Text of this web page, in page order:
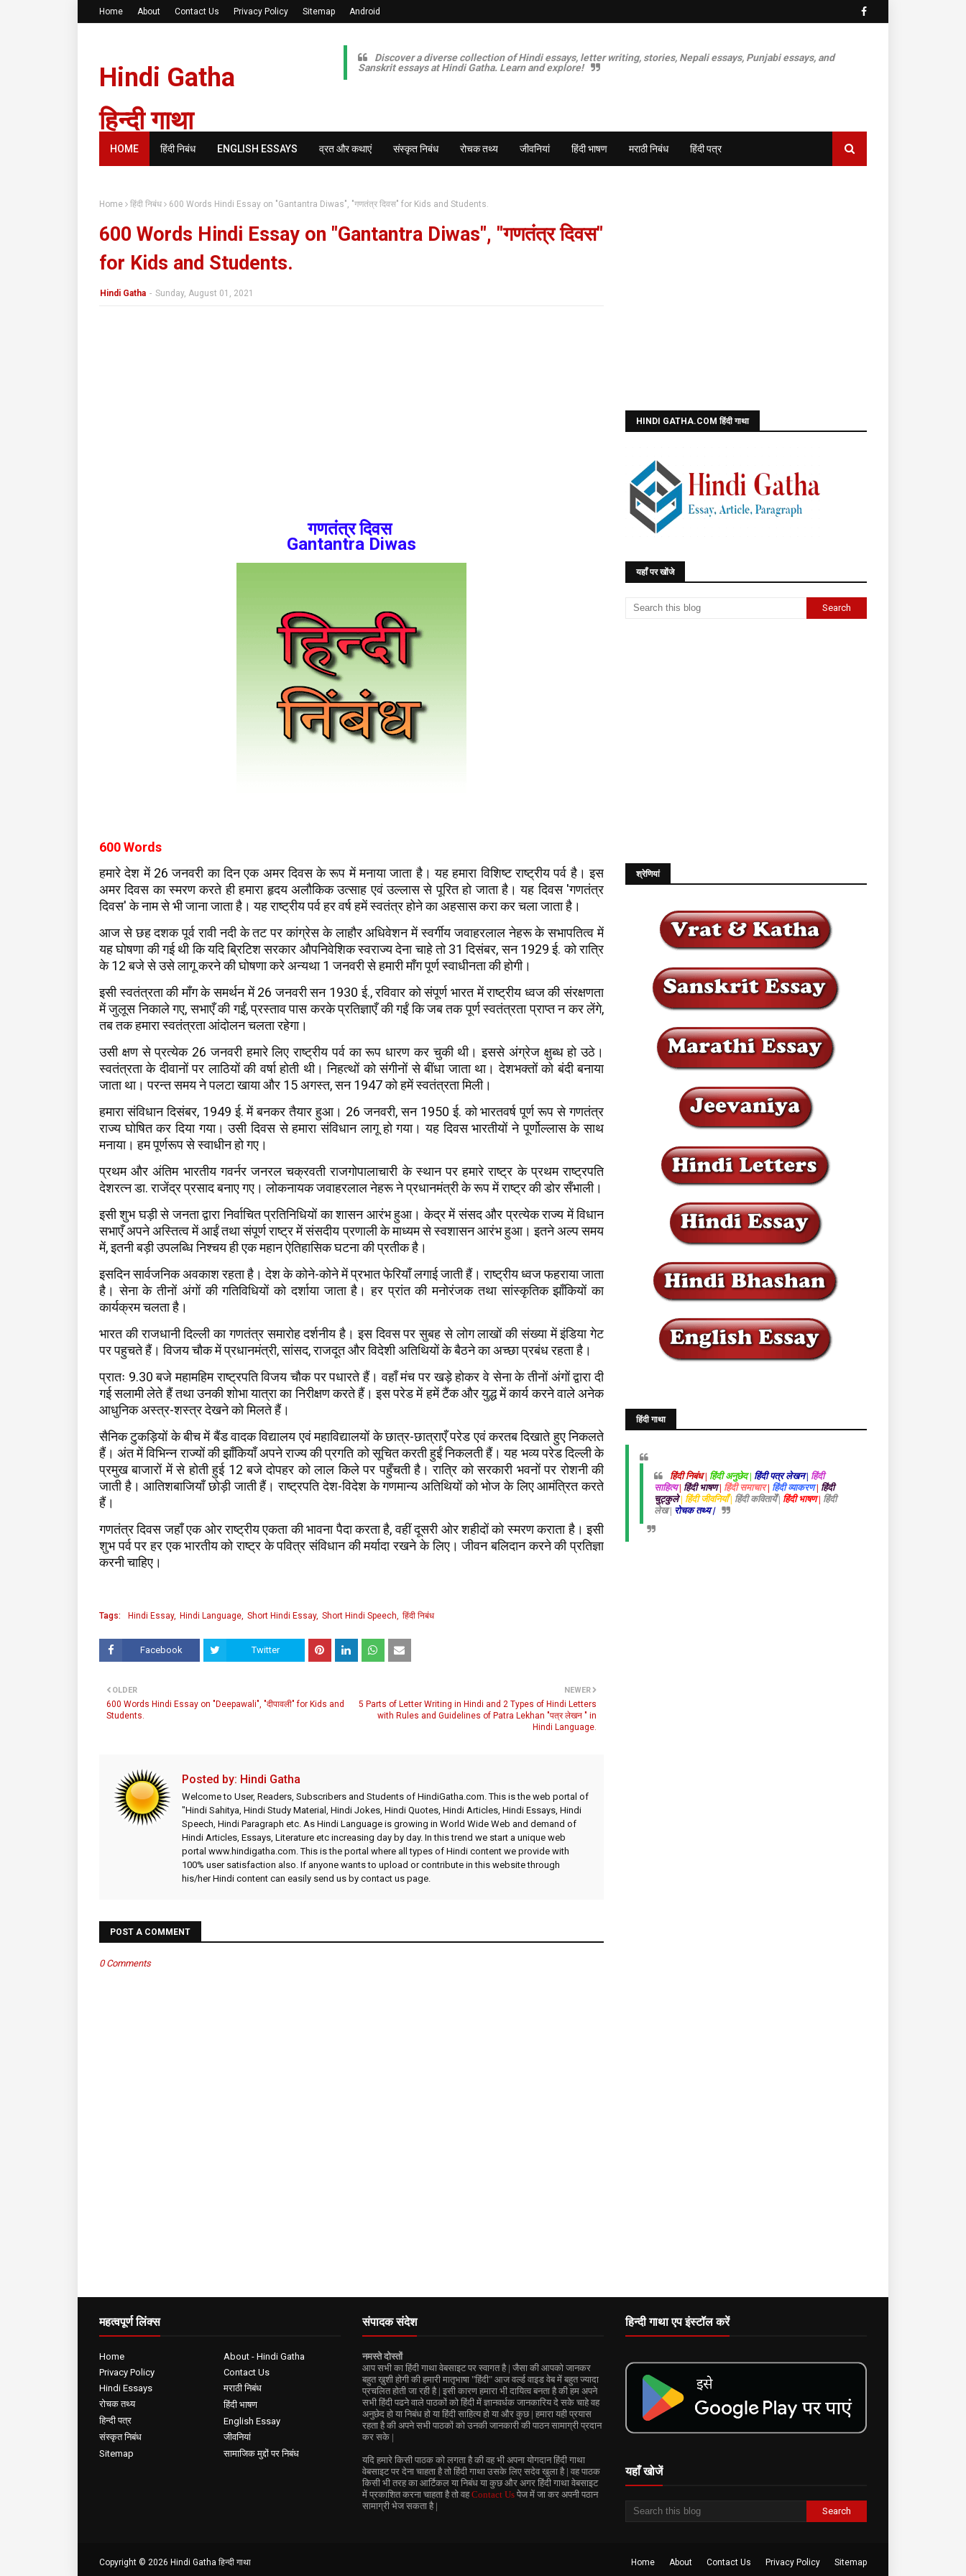
Home About Contact Us Privacy Policy Sitemap Android
Hindi Gatha
हिन्दी गाथा
Discover a diverse collection of Hindi essays, letter writing, stories, Nepali essays, Punjabi essays, and
Sanskrit essays at Hindi Gatha. Learn and explore!
HOME हिंदी निबंध ENGLISH ESSAYS व्रत और कथाएं संस्कृत निबंध रोचक तथ्य जीवनियां हिंदी भाषण मराठी निबंध हिंदी पत्र
Home हिंदी निबंध 600 Words Hindi Essay on "Gantantra Diwas", "गणतंत्र दिवस" for Kids and Students.
600 Words Hindi Essay on "Gantantra Diwas", "गणतंत्र दिवस"
for Kids and Students.
Hindi Gatha - Sunday, August 01, 2021
गणतंत्र दिवस
Gantantra Diwas
600 Words
हमारे देश में 26 जनवरी का दिन एक अमर दिवस के रूप में मनाया जाता है। यह हमारा विशिष्ट राष्ट्रीय पर्व है। इस
अमर दिवस का स्मरण करते ही हमारा हृदय अलौकिक उत्साह एवं उल्लास से पूरित हो जाता है। यह दिवस 'गणतंत्र
दिवस' के नाम से भी जाना जाता है। यह राष्ट्रीय पर्व हर वर्ष हमें स्वतंत्र होने का अहसास करा कर चला जाता है।
आज से छह दशक पूर्व रावी नदी के तट पर कांग्रेस के लाहौर अधिवेशन में स्वर्गीय जवाहरलाल नेहरू के सभापतित्व में
यह घोषणा की गई थी कि यदि ब्रिटिश सरकार औपनिवेशिक स्वराज्य देना चाहे तो 31 दिसंबर, सन 1929 ई. को रात्रि
के 12 बजे से उसे लागू करने की घोषणा करे अन्यथा 1 जनवरी से हमारी माँग पूर्ण स्वाधीनता की होगी।
इसी स्वतंत्रता की माँग के समर्थन में 26 जनवरी सन 1930 ई., रविवार को संपूर्ण भारत में राष्ट्रीय ध्वज की संरक्षणता
में जुलूस निकाले गए, सभाएँ की गईं, प्रस्ताव पास करके प्रतिज्ञाएँ की गईं कि जब तक पूर्ण स्वतंत्रता प्राप्त न कर लेंगे,
तब तक हमारा स्वतंत्रता आंदोलन चलता रहेगा।
उसी क्षण से प्रत्येक 26 जनवरी हमारे लिए राष्ट्रीय पर्व का रूप धारण कर चुकी थी। इससे अंग्रेज क्षुब्ध हो उठे।
स्वतंत्रता के दीवानों पर लाठियों की वर्षा होती थी। निहत्थों को संगीनों से बींधा जाता था। देशभक्तों को बंदी बनाया
जाता था। परन्त समय ने पलटा खाया और 15 अगस्त, सन 1947 को हमें स्वतंत्रता मिली।
हमारा संविधान दिसंबर, 1949 ई. में बनकर तैयार हुआ। 26 जनवरी, सन 1950 ई. को भारतवर्ष पूर्ण रूप से गणतंत्र
राज्य घोषित कर दिया गया। उसी दिवस से हमारा संविधान लागू हो गया। यह दिवस भारतीयों ने पूर्णोल्लास के साथ
मनाया। हम पूर्णरूप से स्वाधीन हो गए।
प्रथम और अंतिम भारतीय गवर्नर जनरल चक्रवती राजगोपालाचारी के स्थान पर हमारे राष्ट्र के प्रथम राष्ट्रपति
देशरत्न डा. राजेंद्र प्रसाद बनाए गए। लोकनायक जवाहरलाल नेहरू ने प्रधानमंत्री के रूप में राष्ट्र की डोर सँभाली।
इसी शुभ घड़ी से जनता द्वारा निर्वाचित प्रतिनिधियों का शासन आरंभ हुआ। केद्र में संसद और प्रत्येक राज्य में विधान
सभाएँ अपने अस्तित्व में आईं तथा संपूर्ण राष्ट्र में संसदीय प्रणाली के माध्यम से स्वशासन आरंभ हुआ। इतने अल्प समय
में, इतनी बड़ी उपलब्धि निश्चय ही एक महान ऐतिहासिक घटना की प्रतीक है।
इसदिन सार्वजनिक अवकाश रहता है। देश के कोने-कोने में प्रभात फेरियाँ लगाई जाती हैं। राष्ट्रीय ध्वज फहराया जाता
है। सेना के तीनों अंगों की गतिविधियों को दर्शाया जाता है। हर प्रांत की मनोरंजक तथा सांस्कृतिक झाँकियों का
कार्यक्रम चलता है।
भारत की राजधानी दिल्ली का गणतंत्र समारोह दर्शनीय है। इस दिवस पर सुबह से लोग लाखों की संख्या में इंडिया गेट
पर पहुचते हैं। विजय चौक में प्रधानमंत्री, सांसद, राजदूत और विदेशी अतिथियों के बैठने का अच्छा प्रबंध रहता है।
प्रातः 9.30 बजे महामहिम राष्ट्रपति विजय चौक पर पधारते हैं। वहाँ मंच पर खड़े होकर वे सेना के तीनों अंगों द्वारा दी
गई सलामी लेते हैं तथा उनकी शोभा यात्रा का निरीक्षण करते हैं। इस परेड में हमें टैंक और युद्ध में कार्य करने वाले अनेक
आधुनिक अस्त्र-शस्त्र देखने को मिलते हैं।
सैनिक टुकड़ियों के बीच में बैंड वादक विद्यालय एवं महाविद्यालयों के छात्र-छात्राएँ परेड एवं करतब दिखाते हुए निकलते
हैं। अंत में विभिन्न राज्यों की झाँकियाँ अपने राज्य की प्रगति को सूचित करती हुईं निकलती हैं। यह भव्य परेड दिल्ली के
प्रमुख बाजारों में से होती हुई 12 बजे दोपहर को लाल किले पर पहुँचती है। रात्रि को सरकारी भवनों पर रोशनी की
जाती है। आतिशबाजियाँ छोड़ी जाती हैं। राष्ट्रपति देश-विदेश के गणमान्य अतिथियों को भोज के लिए आमंत्रित करते
हैं।
गणतंत्र दिवस जहाँ एक ओर राष्ट्रीय एकता की भावना पैदा करता है, वहीं दूसरी ओर शहीदों को स्मरण कराता है। इसी
शुभ पर्व पर हर एक भारतीय को राष्ट्र के पवित्र संविधान की मर्यादा रखने के लिए। जीवन बलिदान करने की प्रतिज्ञा
करनी चाहिए।
Tags: Hindi Essay Hindi Language Short Hindi Essay Short Hindi Speech हिंदी निबंध
Facebook Twitter
NEWER
5 Parts of Letter Writing in Hindi and 2 Types of Hindi Letters
with Rules and Guidelines of Patra Lekhan "पत्र लेखन " in
Hindi Language.
OLDER
600 Words Hindi Essay on "Deepawali", "दीपावली" for Kids and
Students.
Posted by: Hindi Gatha
Welcome to User, Readers, Subscribers and Students of HindiGatha.com. This is the web portal of
"Hindi Sahitya, Hindi Study Material, Hindi Jokes, Hindi Quotes, Hindi Articles, Hindi Essays, Hindi
Speech, Hindi Paragraph etc. As Hindi Language is growing in World Wide Web and demand of
Hindi Articles, Essays, Literature etc increasing day by day. In this trend we start a unique web
portal www.hindigatha.com. This is the portal where all types of Hindi content we provide with
100% user satisfaction also. If anyone wants to upload or contribute in this website through
his/her Hindi content can easily send us by contact us page.
POST A COMMENT
0 Comments
HINDI GATHA.COM हिंदी गाथा
यहाँ पर खोंजे
श्रेणियां
हिंदी गाथा
हिंदी निबंध | हिंदी अनुछेद | हिंदी पत्र लेखन | हिंदी
साहित्य| हिंदी भाषण| हिंदी समाचार| हिंदी व्याकरण| हिंदी
चुट्कुले| हिंदी जीवनियाँ | हिंदी कवितायेँ | हिंदी भाषण | हिंदी
लेख | रोचक तथ्य |
महत्वपूर्ण लिंक्स
Home
About - Hindi Gatha
Privacy Policy
Contact Us
Hindi Essays
मराठी निबंध
रोचक तथ्य
हिंदी भाषण
हिन्दी पत्र
English Essay
संस्कृत निबंध
जीवनियां
Sitemap
सामाजिक मुद्दों पर निबंध
संपादक संदेश
नमस्ते दोस्तों
आप सभी का हिंदी गाथा वेबसाइट पर स्वागत है | जैसा की आपको जानकर
बहुत ख़ुशी होगी की हमारी मातृभाषा "हिंदी" आज वर्ल्ड वाइड वेब में बहुत ज्यादा
प्रचलित होती जा रही है | इसी कारण हमारा भी दायित्व बनता है की हम अपने
सभी हिंदी पढने वाले पाठकों को हिंदी में ज्ञानवर्धक जानकारिय दे सके चाहे वह
अनुछेद हो या निबंध हो या हिंदी साहित्य हो या और कुछ | हमारा यही प्रयास
रहता है की अपने सभी पाठकों को उनकी जानकारी की पाठन सामाग्री प्रदान
कर सके |
यदि हमारे किसी पाठक को लगता है की वह भी अपना योगदान हिंदी गाथा
वेबसाइट पर देना चाहता है तो हिंदी गाथा उसके लिए सदेव खुला है | वह पाठक
किसी भी तरह का आर्टिकल या निबंध या कुछ और अगर हिंदी गाथा वेबसाइट
में प्रकाशित करना चाहता है तो वहContact Us पेज में जा कर अपनी पठान
सामाग्री भेज सकता है |
हिन्दी गाथा एप इंस्टॉल करें
यहाँ खोजें
Home About Contact Us Privacy Policy Sitemap
Copyright © 2026 Hindi Gatha हिन्दी गाथा